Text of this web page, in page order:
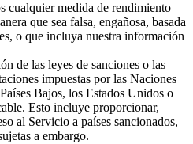
cualquier medida de rendimiento
que sea falsa, engañosa, basada
o que incluya nuestra información
de las leyes de sanciones o las
impuestas por las Naciones
Bajos, los Estados Unidos o
Esto incluye proporcionar,
al Servicio a países sancionados,
a embargo.